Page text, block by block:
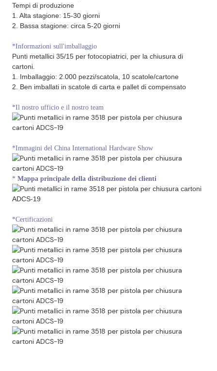
Tempi di produzione
1. Alta stagione: 15-30 giorni
2. Bassa stagione: circa 5-20 giorni
*Informazioni sull'imballaggio
Punti metallici 35/15 per fotocopiatrici, per la chiusura di
cartoni.
1. Imballaggio: 2.000 pezzi/scatola, 10 scatole/cartone
2. Ben imballati in scatole di carta e pallet di compensato
*Il nostro ufficio e il nostro team
*Immagini del China International Hardware Show
* Mappa principale della distribuzione dei clienti
*Certificazioni